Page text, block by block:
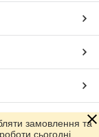
замовлення та
сьогодні